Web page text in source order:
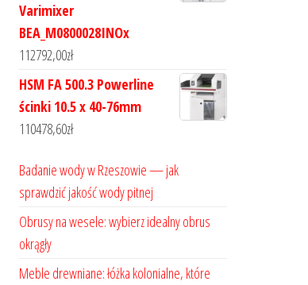
Varimixer
BEA_M0800028INOx
112792,00zł
HSM FA 500.3 Powerline
ścinki 10.5 x 40-76mm
110478,60zł
Badanie wody w Rzeszowie — jak
sprawdzić jakość wody pitnej
Obrusy na wesele: wybierz idealny obrus
okrągły
Meble drewniane: łóżka kolonialne, które